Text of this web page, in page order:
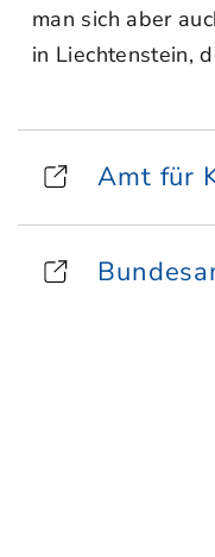
man sich aber
in Liechtenstein,
Amt für